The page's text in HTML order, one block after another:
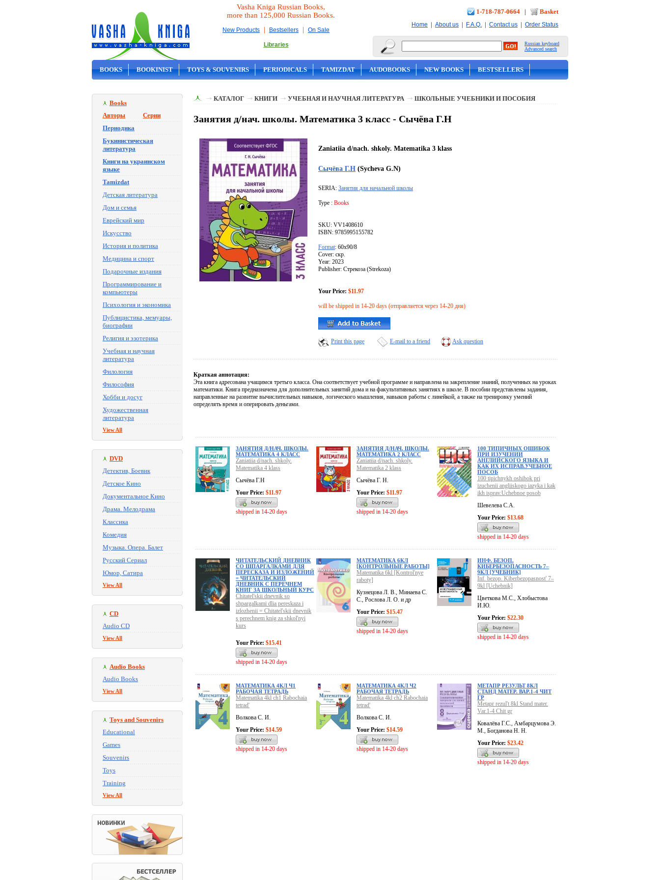
Vasha Kniga Russian Books,
more than 125,000 Russian Books.
New Products | Bestsellers | On Sale
Libraries
1-718-787-0664 | Basket
Home | About us | F.A.Q. | Contact us | Order Status
Russian keyboard
Advanced search
BOOKS BOOKINIST TOYS & SOUVENIRS PERIODICALS TAMIZDAT AUDOBOOKS NEW BOOKS BESTSELLERS
Books
Авторы
Серии
Периодика
Букинистическая
литература
Книги на украинском
языке
Tamizdat
Детская литература
Дом и семья
Еврейский мир
Искусство
История и политика
Медицина и спорт
Подарочные издания
Программирование и
компьютеры
Психология и экономика
Публицистика, мемуары,
биографии
Религия и эзотерика
Учебная и научная
литература
Филология
Философия
Хобби и досуг
Художественная
литература
View All
DVD
Детектив, Боевик
Детское Кино
Документальное Кино
Драма. Мелодрама
Классика
Комедия
Музыка. Опера. Балет
Русский Сериал
Юмор, Сатира
View All
CD
Audio CD
View All
Audio Books
Audio Books
View All
Toys and Souvenirs
Educational
Games
Souvenirs
Toys
Training
View All
КАТАЛОГ КНИГИ УЧЕБНАЯ И НАУЧНАЯ ЛИТЕРАТУРА ШКОЛЬНЫЕ УЧЕБНИКИ И ПОСОБИЯ
Занятия д/нач. школы. Математика 3 класс - Сычёва Г.Н
Zaniatiia d/nach. shkoly. Matematika 3 klass
Сычёва Г.Н (Sycheva G.N)
SERIA: Занятия для начальной школы
Type : Books
SKU: VV1408610
ISBN: 9785995155782
Format: 60x90/8
Cover: скр.
Year: 2023
Publisher: Стрекоза (Strekoza)
Your Price: $11.97
will be shipped in 14-20 days (отправляется через 14-20 дня)
Print this page E-mail to a friend Ask question
Краткая аннотация:
Эта книга адресована учащимся третьго класса. Она соответствует учебной программе и направлена на закрепление знаний, полученных на уроках
математики. Книга предназначена для дополнительных занятий дома и на факультативных занятиях в школе. В пособии представлены задания,
направленные на развитие вычислительных навыков, логического мышления, навыков работы с линейкой, а также на тренировку умений
определять время и оперировать деньгами.
ЗАНЯТИЯ Д/НАЧ. ШКОЛЫ.
МАТЕМАТИКА 4 КЛАСС
Zaniatiia d/nach. shkoly.
Matematika 4 klass
Сычёва Г.Н
Your Price: $11.97
shipped in 14-20 days
ЗАНЯТИЯ Д/НАЧ. ШКОЛЫ.
МАТЕМАТИКА 2 КЛАСС
Zaniatiia d/nach. shkoly.
Matematika 2 klass
Сычёва Г. Н.
Your Price: $11.97
shipped in 14-20 days
100 ТИПИЧНЫХ ОШИБОК
ПРИ ИЗУЧЕНИИ
АНГЛИЙСКОГО ЯЗЫКА И
КАК ИХ ИСПРАВ.УЧЕБНОЕ
ПОСОБ
100 tipichnykh oshibok pri
izuchenii angliiskogo iazyka i kak
ikh isprav.Uchebnoe posob
Шевелева С.А.
Your Price: $13.68
shipped in 14-20 days
ЧИТАТЕЛЬСКИЙ ДНЕВНИК
СО ШПАРГАЛКАМИ ДЛЯ
ПЕРЕСКАЗА И ИЗЛОЖЕНИЙ
= ЧИТАТЕЛЬСКИЙ
ДНЕВНИК С ПЕРЕЧНЕМ
КНИГ ЗА ШКОЛЬНЫЙ КУРС
Chitatel'skii dnevnik so
shpargalkami dlia pereskaza i
izlozhenii = Chitatel'skii dnevnik
s perechnem knig za shkol'nyi
kurs
Your Price: $15.41
shipped in 14-20 days
МАТЕМАТИКА 6КЛ
[КОНТРОЛЬНЫЕ РАБОТЫ]
Matematika 6kl [Kontrol'nye
raboty]
Кузнецова Л. В., Минаева С.
С., Рослова Л. О. и др
Your Price: $15.47
shipped in 14-20 days
ИНФ. БЕЗОП.
КИБЕРБЕЗОПАСНОСТЬ 7–
9КЛ [УЧЕБНИК]
Inf. bezop. Kiberbezopasnost' 7–
9kl [Uchebnik]
Цветкова М.С., Хлобыстова
И.Ю.
Your Price: $22.30
shipped in 14-20 days
МАТЕМАТИКА 4КЛ Ч1
РАБОЧАЯ ТЕТРАДЬ
Matematika 4kl ch1 Rabochaia
tetrad'
Волкова С. И.
Your Price: $14.59
shipped in 14-20 days
МАТЕМАТИКА 4КЛ Ч2
РАБОЧАЯ ТЕТРАДЬ
Matematika 4kl ch2 Rabochaia
tetrad'
Волкова С. И.
Your Price: $14.59
shipped in 14-20 days
МЕТАПР РЕЗУЛЬТ 8КЛ
СТАНД МАТЕР. ВАР.1-4 ЧИТ
ГР
Metapr rezul't 8kl Stand mater.
Var.1-4 Chit gr
Ковалёва Г.С., Амбарцумова Э.
М., Богданова Н. Н.
Your Price: $23.42
shipped in 14-20 days